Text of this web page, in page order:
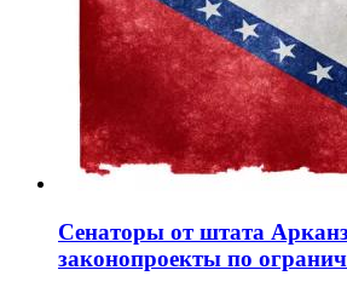
Сенаторы от штата
законопроекты по